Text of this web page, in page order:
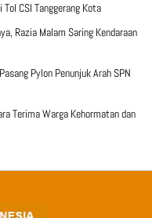
CSI Tanggerang Kota
Razia Malam Saring Kendaraan
Pylon Penunjuk Arah SPN
Terima Warga Kehormatan dan